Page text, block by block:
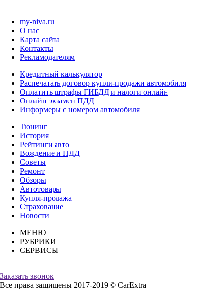
my-niva.ru
О нас
Карта сайта
Контакты
Рекламодателям
Кредитный калькулятор
Распечатать договор купли-продажи автомобиля
Оплатить штрафы ГИБДД и налоги онлайн
Онлайн экзамен ПДД
Информеры с номером автомобиля
Тюнинг
История
Рейтинги авто
Вождение и ПДД
Советы
Ремонт
Обзоры
Автотовары
Купля-продажа
Страхование
Новости
МЕНЮ
РУБРИКИ
СЕРВИСЫ
Заказать звонок
Все права защищены 2017-2019 © CarExtra